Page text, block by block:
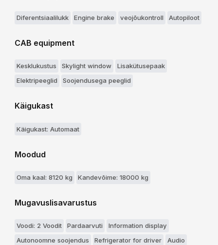
Diferentsiaalilukk Engine brake veojõukontroll Autopiloot
CAB equipment
Kesklukustus Skylight window
Lisakütusepaak
Elektripeeglid
Soojendusega peeglid
Käigukast
Käigukast: Automaat
Moodud
Oma kaal: 8120 kg Kandevõime: 18000 kg
Mugavuslisavarustus
Voodi: 2 Voodit Pardaarvuti
Information display
Autonoomne soojendus
Refrigerator for driver
Audio